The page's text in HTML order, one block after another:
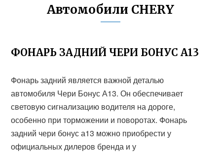
Автомобили CHERY
ФОНАРЬ ЗАДНИЙ ЧЕРИ БОНУС А13
Фонарь задний является важной деталью
автомобиля Чери Бонус А13. Он обеспечивает
световую сигнализацию водителя на дороге,
особенно при торможении и поворотах. Фонарь
задний чери бонус а13 можно приобрести у
официальных дилеров бренда и у